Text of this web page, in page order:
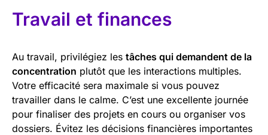
Travail et finances
Au travail, privilégiez les tâches qui demandent de la
concentration plutôt que les interactions multiples.
Votre efficacité sera maximale si vous pouvez
travailler dans le calme. C’est une excellente journée
pour finaliser des projets en cours ou organiser vos
dossiers. Évitez les décisions financières importantes